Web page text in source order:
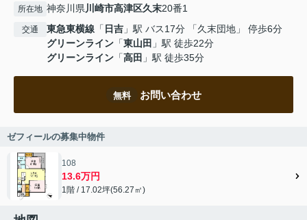
所在地 神奈川県川崎市高津区久末20番1
交通 東急東横線 「 日吉 」駅 バス17分 「久末団地」 停歩6分
グリーンライン 「東山田 」駅 徒歩22分
グリーンライン 「高田 」駅 徒歩35分
無料 お問い合わせ
ゼフィールの募集中物件
108
13.6万円
1階 / 17.02坪(56.27㎡)